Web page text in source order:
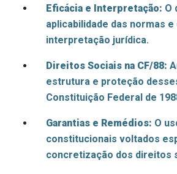
Eficácia e Interpretação: O
aplicabilidade das normas
interpretação jurídica.
Direitos Sociais na CF/88:
estrutura e proteção
Constituição Federal de
Garantias e Remédios: O
constitucionais voltados
concretização dos direitos